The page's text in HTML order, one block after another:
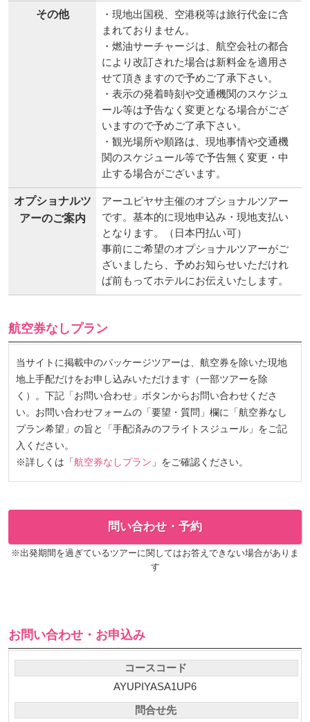
その他
・現地出国税、空港税等は旅行代金に含
まれておりません。
・燃油サーチャージは、航空会社の都合
により改訂された場合は新料金を適用さ
せて頂きますので予めご了承下さい。
・表示の発着時刻や交通機関のスケジュ
ール等は予告なく変更となる場合がござ
いますので予めご了承下さい。
・観光場所や順路は、現地事情や交通機
関のスケジュール等で予告無く変更・中
止する場合がございます。
オプショナルツ
アーのご案内
アーユピヤサ主催のオプショナルツアー
です。基本的に現地申込み・現地支払い
となります。（日本円払い可）
事前にご希望のオプショナルツアーがご
ざいましたら、予めお知らせいただけれ
ば前もってホテルにお伝えいたします。
航空券なしプラン
当サイトに掲載中のパッケージツアーは、航空券を除いた現地
地上手配だけをお申し込みいただけます（一部ツアーを除
く）。下記「お問い合わせ」ボタンからお問い合わせくださ
い。お問い合わせフォームの「要望・質問」欄に「航空券なし
プラン希望」の旨と「手配済みのフライトスジュール」をご記
入ください。
※詳しくは「 航空券なしプラン 」をご確認ください。
問い合わせ・予約
※出発期間を過ぎているツアーに関してはお答えできない場合がありま
す
お問い合わせ・お申込み
コースコード
AYUPIYASA1UP6
問合せ先